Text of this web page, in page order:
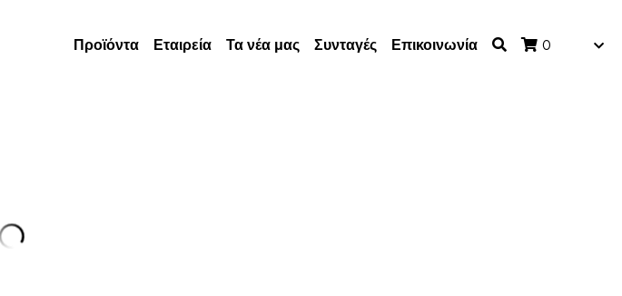
Προϊόντα Εταιρεία Τα νέα μας Συνταγές Επικοινωνία 0